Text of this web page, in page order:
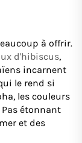
à offrir.
d'hibiscus,
incarnent
le rend si
les couleurs
étonnant
et des